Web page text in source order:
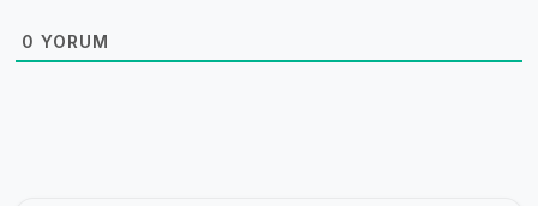
0 YORUM